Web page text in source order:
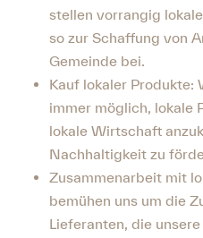
stellen vorrangig
so zur Schaffung von
Gemeinde bei.
Kauf lokaler Produkte:
immer möglich, lokale
lokale Wirtschaft
Nachhaltigkeit zu
Zusammenarbeit mit
bemühen uns um die
Lieferanten, die